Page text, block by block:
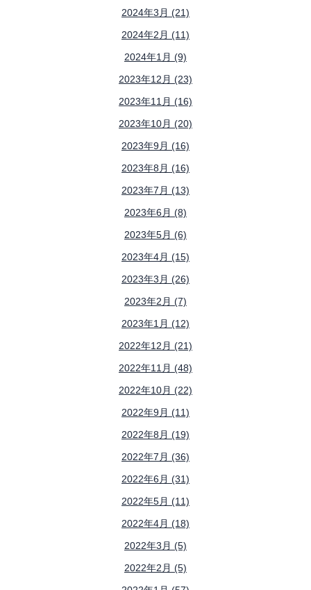
2024年3月 (21)
2024年2月 (11)
2024年1月 (9)
2023年12月 (23)
2023年11月 (16)
2023年10月 (20)
2023年9月 (16)
2023年8月 (16)
2023年7月 (13)
2023年6月 (8)
2023年5月 (6)
2023年4月 (15)
2023年3月 (26)
2023年2月 (7)
2023年1月 (12)
2022年12月 (21)
2022年11月 (48)
2022年10月 (22)
2022年9月 (11)
2022年8月 (19)
2022年7月 (36)
2022年6月 (31)
2022年5月 (11)
2022年4月 (18)
2022年3月 (5)
2022年2月 (5)